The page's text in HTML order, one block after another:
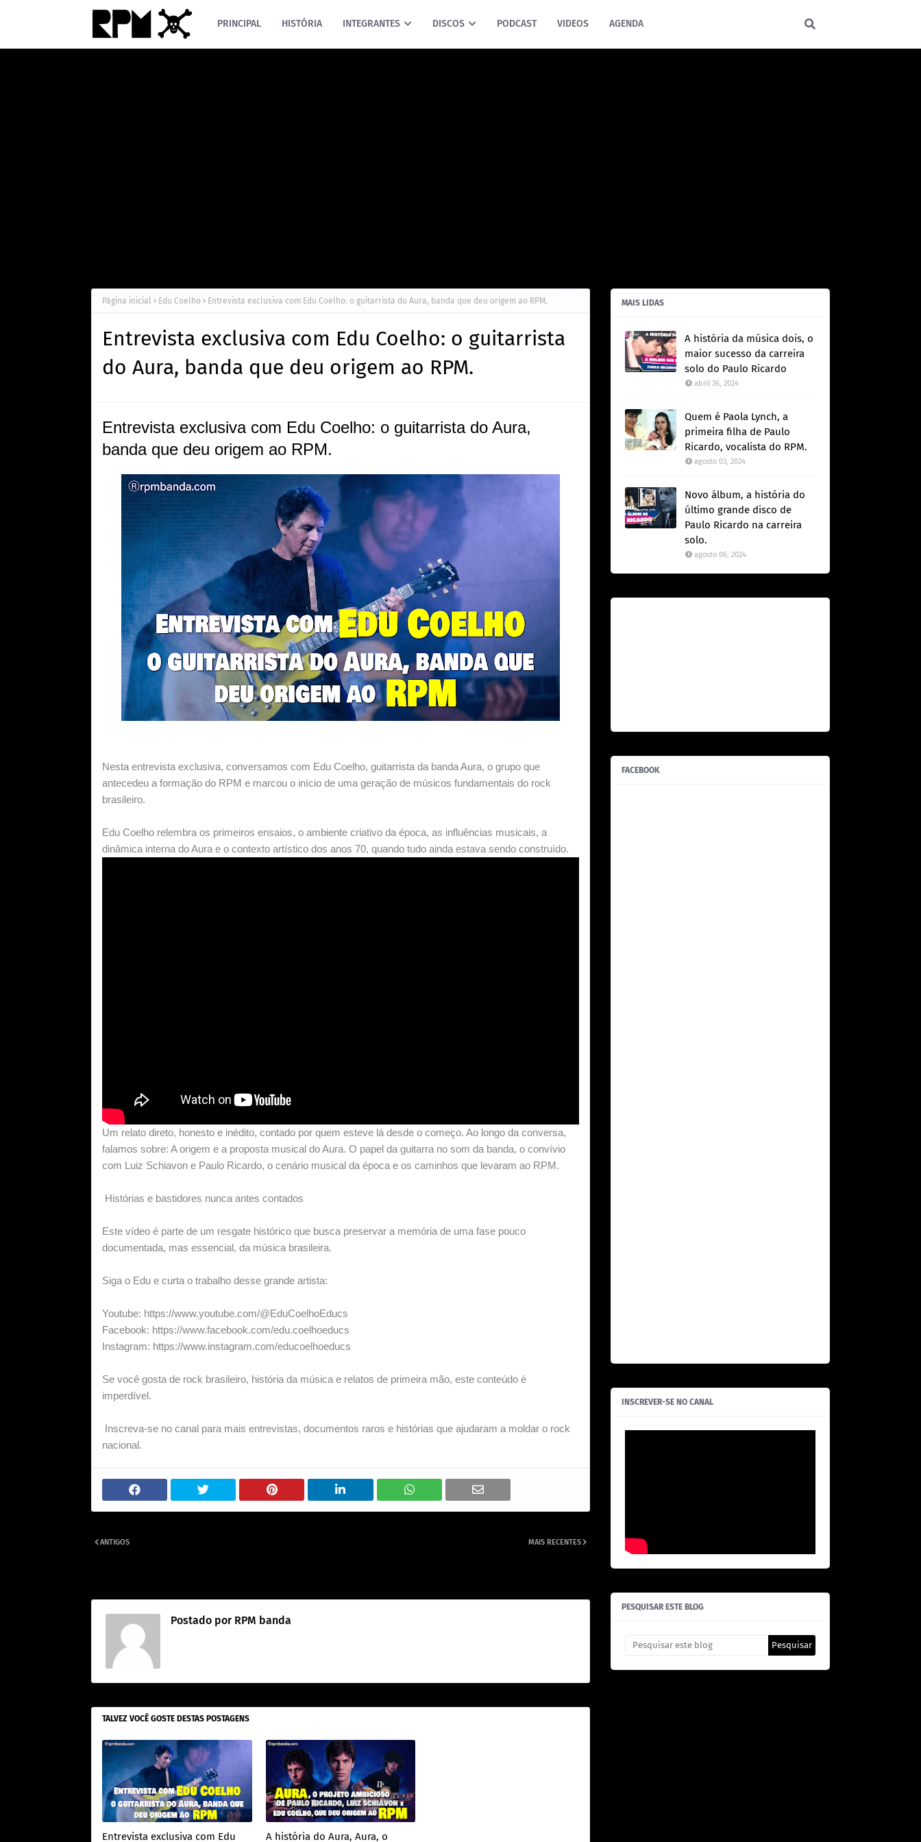
PRINCIPAL HISTÓRIA INTEGRANTES DISCOS PODCAST VIDEOS AGENDA
Página inicial Edu Coelho Entrevista exclusiva com Edu Coelho: o guitarrista do Aura, banda que deu origem ao RPM.
Entrevista exclusiva com Edu Coelho: o guitarrista
do Aura, banda que deu origem ao RPM.
Entrevista exclusiva com Edu Coelho: o guitarrista do Aura,
banda que deu origem ao RPM.
Nesta entrevista exclusiva, conversamos com Edu Coelho, guitarrista da banda Aura, o grupo que
antecedeu a formação do RPM e marcou o início de uma geração de músicos fundamentais do rock
brasileiro.
Edu Coelho relembra os primeiros ensaios, o ambiente criativo da época, as influências musicais, a
dinâmica interna do Aura e o contexto artístico dos anos 70, quando tudo ainda estava sendo construído.
Um relato direto, honesto e inédito, contado por quem esteve lá desde o começo. Ao longo da conversa,
falamos sobre: A origem e a proposta musical do Aura. O papel da guitarra no som da banda, o convívio
com Luiz Schiavon e Paulo Ricardo, o cenário musical da época e os caminhos que levaram ao RPM.
Histórias e bastidores nunca antes contados
Este vídeo é parte de um resgate histórico que busca preservar a memória de uma fase pouco
documentada, mas essencial, da música brasileira.
Siga o Edu e curta o trabalho desse grande artista:
Youtube: https://www.youtube.com/@EduCoelhoEducs
Facebook: https://www.facebook.com/edu.coelhoeducs
Instagram: https://www.instagram.com/educoelhoeducs
Se você gosta de rock brasileiro, história da música e relatos de primeira mão, este conteúdo é
imperdível.
Inscreva-se no canal para mais entrevistas, documentos raros e histórias que ajudaram a moldar o rock
nacional.
MAIS RECENTES
ANTIGOS
Postado porRPM banda
TALVEZ VOCÊ GOSTE DESTAS POSTAGENS
Entrevista exclusiva com Edu A história do Aura, Aura, o
MAIS LIDAS
A história da música dois, o
maior sucesso da carreira
solo do Paulo Ricardo
abril 26, 2024
Quem é Paola Lynch, a
primeira filha de Paulo
Ricardo, vocalista do RPM.
agosto 03, 2024
Novo álbum, a história do
último grande disco de
Paulo Ricardo na carreira
solo.
agosto 06, 2024
FACEBOOK
INSCREVER-SE NO CANAL
PESQUISAR ESTE BLOG